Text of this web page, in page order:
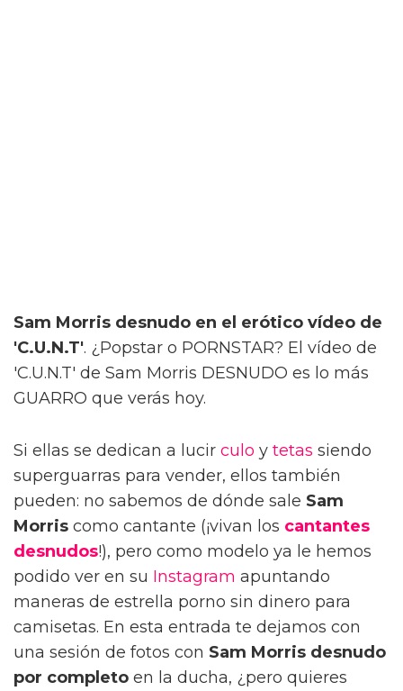
Sam Morris desnudo en el erótico vídeo de
'C.U.N.T'. ¿Popstar o PORNSTAR? El vídeo de
'C.U.N.T' de Sam Morris DESNUDO es lo más
GUARRO que verás hoy.
Si ellas se dedican a lucir culo y tetas siendo
superguarras para vender, ellos también
pueden: no sabemos de dónde sale Sam
Morris como cantante (¡vivan los cantantes
desnudos!), pero como modelo ya le hemos
podido ver en su Instagram apuntando
maneras de estrella porno sin dinero para
camisetas. En esta entrada te dejamos con
una sesión de fotos con Sam Morris desnudo
por completo en la ducha, ¿pero quieres